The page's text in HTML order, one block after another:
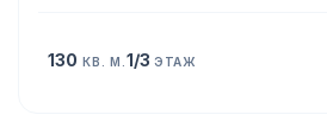
130 КВ. М. 1/3 ЭТАЖ